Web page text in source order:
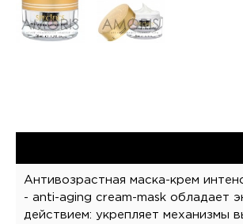
Антивозрастная маска-крем
- anti-aging cream-mask обладает
действием: укрепляет механизмы
оптимальную выработку
натуральным питательным
минералы, амино-кислоты,
Маска восстанавливает объем
морщины. Благодаря мощным
с частицами золота,